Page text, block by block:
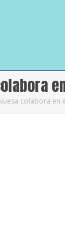
colabora en